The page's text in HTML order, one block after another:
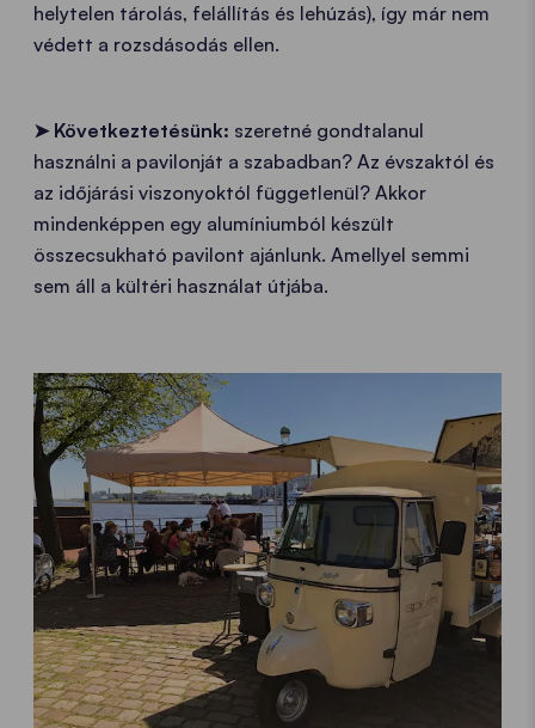
helytelen tárolás, felállítás és lehúzás), így már nem
védett a rozsdásodás ellen.
➤Következtetésünk: szeretné gondtalanul
használni a pavilonját a szabadban? Az évszaktól és
az időjárási viszonyoktól függetlenül? Akkor
mindenképpen egy alumíniumból készült
összecsukható pavilont ajánlunk. Amellyel semmi
sem áll a kültéri használat útjába.